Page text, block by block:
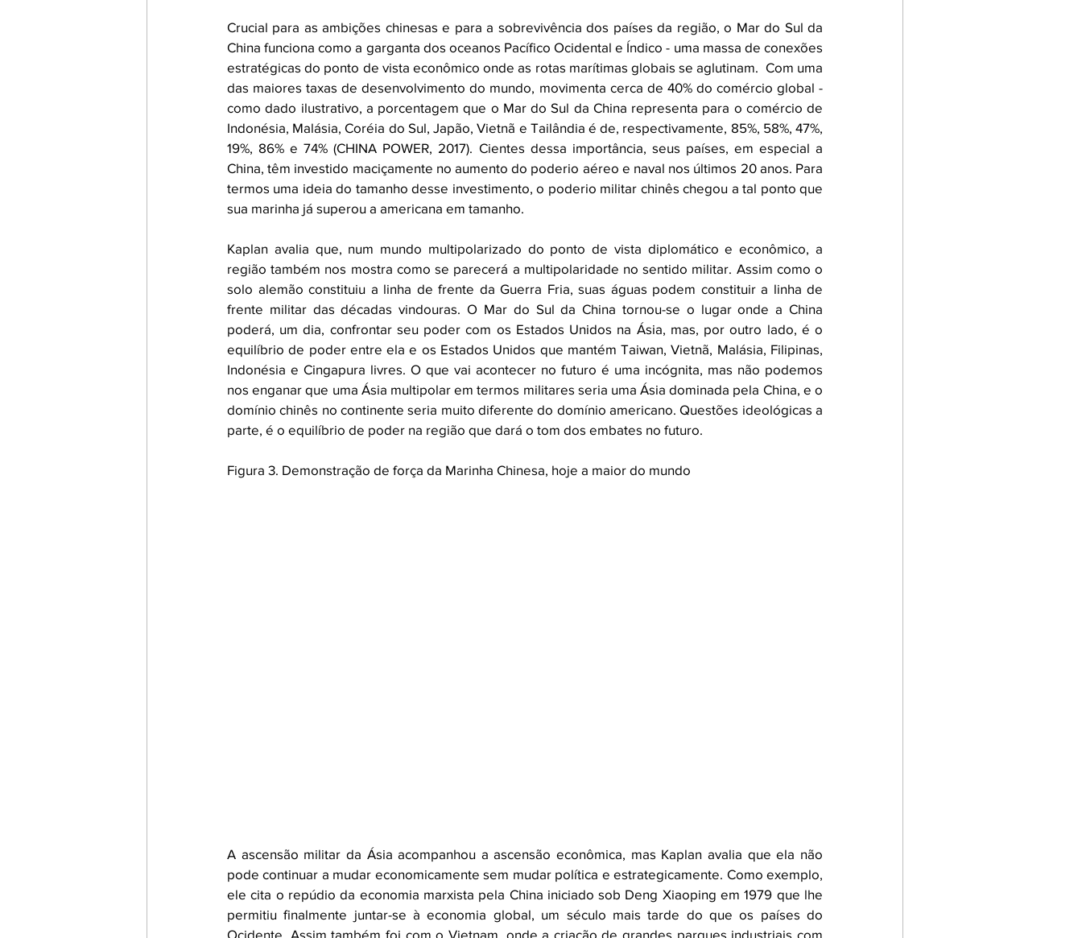
Crucial para as ambições chinesas e para a sobrevivência dos países da região, o Mar do Sul da
China funciona como a garganta dos oceanos Pacífico Ocidental e Índico - uma massa de conexões
estratégicas do ponto de vista econômico onde as rotas marítimas globais se aglutinam.  Com uma
das maiores taxas de desenvolvimento do mundo, movimenta cerca de 40% do comércio global -
como dado ilustrativo, a porcentagem que o Mar do Sul da China representa para o comércio de
Indonésia, Malásia, Coréia do Sul, Japão, Vietnã e Tailândia é de, respectivamente, 85%, 58%, 47%,
19%, 86% e 74% (CHINA POWER, 2017). Cientes dessa importância, seus países, em especial a
China, têm investido maciçamente no aumento do poderio aéreo e naval nos últimos 20 anos. Para
termos uma ideia do tamanho desse investimento, o poderio militar chinês chegou a tal ponto que
sua marinha já superou a americana em tamanho.
Kaplan avalia que, num mundo multipolarizado do ponto de vista diplomático e econômico, a
região também nos mostra como se parecerá a multipolaridade no sentido militar. Assim como o
solo alemão constituiu a linha de frente da Guerra Fria, suas águas podem constituir a linha de
frente militar das décadas vindouras. O Mar do Sul da China tornou-se o lugar onde a China
poderá, um dia, confrontar seu poder com os Estados Unidos na Ásia, mas, por outro lado, é o
equilíbrio de poder entre ela e os Estados Unidos que mantém Taiwan, Vietnã, Malásia, Filipinas,
Indonésia e Cingapura livres. O que vai acontecer no futuro é uma incógnita, mas não podemos
nos enganar que uma Ásia multipolar em termos militares seria uma Ásia dominada pela China, e o
domínio chinês no continente seria muito diferente do domínio americano. Questões ideológicas a
parte, é o equilíbrio de poder na região que dará o tom dos embates no futuro.
Figura 3. Demonstração de força da Marinha Chinesa, hoje a maior do mundo
A ascensão militar da Ásia acompanhou a ascensão econômica, mas Kaplan avalia que ela não
pode continuar a mudar economicamente sem mudar política e estrategicamente. Como exemplo,
ele cita o repúdio da economia marxista pela China iniciado sob Deng Xiaoping em 1979 que lhe
permitiu finalmente juntar-se à economia global, um século mais tarde do que os países do
Ocidente. Assim também foi com o Vietnam, onde a criação de grandes parques industriais com